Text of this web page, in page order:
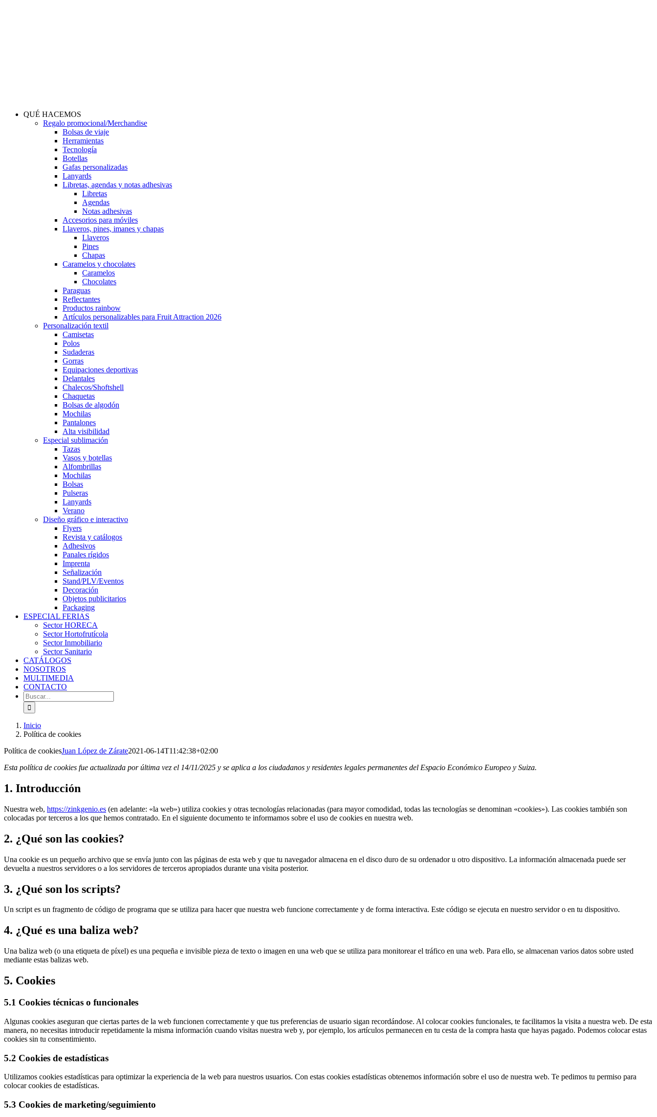
QUÉ HACEMOS
Regalo promocional/Merchandise
Bolsas de viaje
Herramientas
Tecnología
Botellas
Gafas personalizadas
Lanyards
Libretas, agendas y notas adhesivas
Libretas
Agendas
Notas adhesivas
Accesorios para móviles
Llaveros, pines, imanes y chapas
Llaveros
Pines
Chapas
Caramelos y chocolates
Caramelos
Chocolates
Paraguas
Reflectantes
Productos rainbow
Artículos personalizables para Fruit Attraction 2026
Personalización textil
Camisetas
Polos
Sudaderas
Gorras
Equipaciones deportivas
Delantales
Chalecos/Shoftshell
Chaquetas
Bolsas de algodón
Mochilas
Pantalones
Alta visibilidad
Especial sublimación
Tazas
Vasos y botellas
Alfombrillas
Mochilas
Bolsas
Pulseras
Lanyards
Verano
Diseño gráfico e interactivo
Flyers
Revista y catálogos
Adhesivos
Panales rígidos
Imprenta
Señalización
Stand/PLV/Eventos
Decoración
Objetos publicitarios
Packaging
ESPECIAL FERIAS
Sector HORECA
Sector Hortofrutícola
Sector Inmobiliario
Sector Sanitario
CATÁLOGOS
NOSOTROS
MULTIMEDIA
CONTACTO
Buscar:
Inicio
Política de cookies
Política de cookiesJuan López de Zárate2021-06-14T11:42:38+02:00
Esta política de cookies fue actualizada por última vez el 14/11/2025 y se aplica a los ciudadanos y residentes legales permanentes del Espacio Económico Europeo y Suiza.
1. Introducción
Nuestra web, https://zinkgenio.es (en adelante: «la web») utiliza cookies y otras tecnologías relacionadas (para mayor comodidad, todas las tecnologías se denominan «cookies»). Las cookies también son
colocadas por terceros a los que hemos contratado. En el siguiente documento te informamos sobre el uso de cookies en nuestra web.
2. ¿Qué son las cookies?
Una cookie es un pequeño archivo que se envía junto con las páginas de esta web y que tu navegador almacena en el disco duro de su ordenador u otro dispositivo. La información almacenada puede ser
devuelta a nuestros servidores o a los servidores de terceros apropiados durante una visita posterior.
3. ¿Qué son los scripts?
Un script es un fragmento de código de programa que se utiliza para hacer que nuestra web funcione correctamente y de forma interactiva. Este código se ejecuta en nuestro servidor o en tu dispositivo.
4. ¿Qué es una baliza web?
Una baliza web (o una etiqueta de píxel) es una pequeña e invisible pieza de texto o imagen en una web que se utiliza para monitorear el tráfico en una web. Para ello, se almacenan varios datos sobre usted
mediante estas balizas web.
5. Cookies
5.1 Cookies técnicas o funcionales
Algunas cookies aseguran que ciertas partes de la web funcionen correctamente y que tus preferencias de usuario sigan recordándose. Al colocar cookies funcionales, te facilitamos la visita a nuestra web. De esta
manera, no necesitas introducir repetidamente la misma información cuando visitas nuestra web y, por ejemplo, los artículos permanecen en tu cesta de la compra hasta que hayas pagado. Podemos colocar estas
cookies sin tu consentimiento.
5.2 Cookies de estadísticas
Utilizamos cookies estadísticas para optimizar la experiencia de la web para nuestros usuarios. Con estas cookies estadísticas obtenemos información sobre el uso de nuestra web. Te pedimos tu permiso para
colocar cookies de estadísticas.
5.3 Cookies de marketing/seguimiento